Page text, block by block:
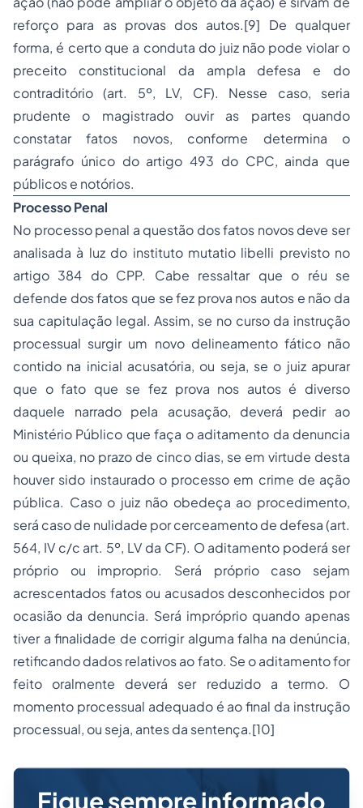
reforço para as provas dos autos.[9] De qualquer
forma, é certo que a conduta do juiz não pode violar o
preceito constitucional da ampla defesa e do
contraditório (art. 5º, LV, CF). Nesse caso, seria
prudente o magistrado ouvir as partes quando
constatar fatos novos, conforme determina o
parágrafo único do artigo 493 do CPC, ainda que
públicos e notórios.
Processo Penal
No processo penal a questão dos fatos novos deve ser
analisada à luz do instituto mutatio libelli previsto no
artigo 384 do CPP. Cabe ressaltar que o réu se
defende dos fatos que se fez prova nos autos e não da
sua capitulação legal. Assim, se no curso da instrução
processual surgir um novo delineamento fático não
contido na inicial acusatória, ou seja, se o juiz apurar
que o fato que se fez prova nos autos é diverso
daquele narrado pela acusação, deverá pedir ao
Ministério Público que faça o aditamento da denuncia
ou queixa, no prazo de cinco dias, se em virtude desta
houver sido instaurado o processo em crime de ação
pública. Caso o juiz não obedeça ao procedimento,
será caso de nulidade por cerceamento de defesa (art.
564, IV c/c art. 5º, LV da CF). O aditamento poderá ser
próprio ou improprio. Será próprio caso sejam
acrescentados fatos ou acusados desconhecidos por
ocasião da denuncia. Será impróprio quando apenas
tiver a finalidade de corrigir alguma falha na denúncia,
retificando dados relativos ao fato. Se o aditamento for
feito oralmente deverá ser reduzido a termo. O
momento processual adequado é ao final da instrução
processual, ou seja, antes da sentença.[10]
Fique sempre informado